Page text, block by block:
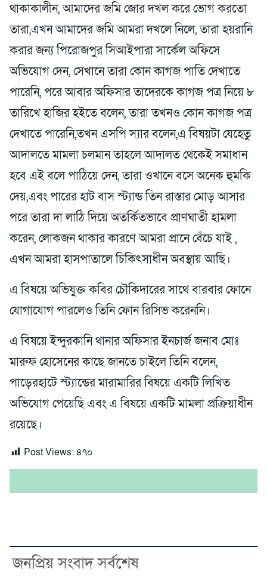
থাকাকালীন, আমাদের জমি জোর দখল করে ভোগ করতো
তারা,এখন আমাদের জমি আমরা দখলে নিলে, তারা হয়রানি
করার জন্য পিরোজপুর সিআইপারা সার্কেল অফিসে
অভিযোগ দেন, সেখানে তারা কোন কাগজ পাতি দেখাতে
পারেনি, পরে আবার অফিসার তাদেরকে কাগজ পত্র নিয়ে ৮
তারিখে হাজির হইতে বলেন, তারা তখনও কোন কাগজ পত্র
দেখাতে পারেনি,তখন এসপি স্যার বলেন,এ বিষয়টা যেহেতু
আদালতে মামলা চলমান তাহলে আদালত থেকেই সমাধান
হবে এই বলে পাঠিয়ে দেন, তারা ওখানে বসে অনেক হুমকি
দেয়,এবং পারের হাট বাস স্ট্যান্ড তিন রাস্তার মোড় আসার
পরে তারা দা লাঠি দিয়ে অতর্কিতভাবে প্রাণঘাতী হামলা
করেন, লোকজন থাকার কারণে আমরা প্রানে বেঁচে যাই ,
এখন আমরা হাসপাতালে চিকিৎসাধীন অবস্থায় আছি।
এ বিষয়ে অভিযুক্ত কবির চৌকিদারের সাথে বারবার ফোনে
যোগাযোগ পারলেও তিনি ফোন রিসিভ করেননি।
এ বিষয়ে ইন্দুরকানি থানার অফিসার ইনচার্জ জনাব মোঃ
মারুফ হোসেনের কাছে জানতে চাইলে তিনি বলেন,
পাড়েরহাটে স্ট্যান্ডের মারামারির বিষয়ে একটি লিখিত
অভিযোগ পেয়েছি এবং এ বিষয়ে একটি মামলা প্রক্রিয়াধীন
রয়েছে।
Post Views:৪৭০
জনপ্রিয় সংবাদ সর্বশেষ